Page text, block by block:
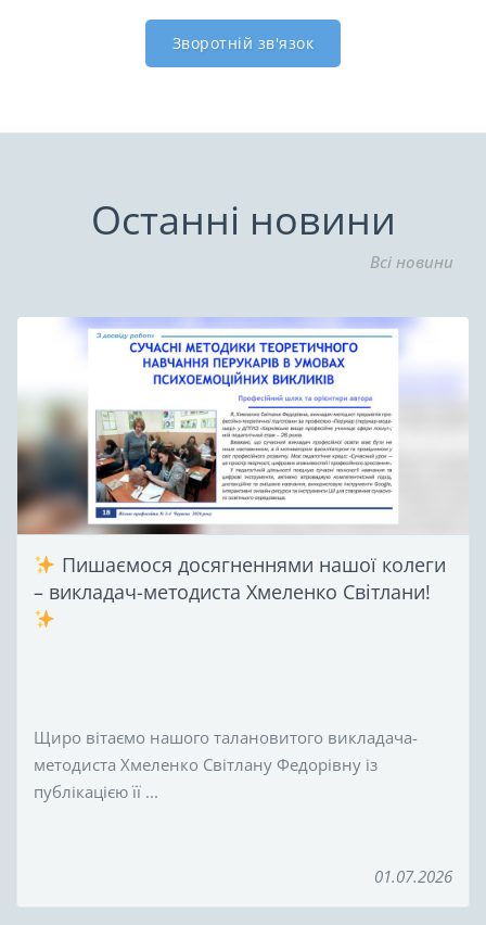
Зворотній зв'язок
Останні новини
Всі новини
Пишаємося досягненнями нашої колеги
– викладач-методиста Хмеленко Світлани!
Щиро вітаємо нашого талановитого викладача-
методиста Хмеленко Світлану Федорівну із
публікацією її ...
01.07.2026